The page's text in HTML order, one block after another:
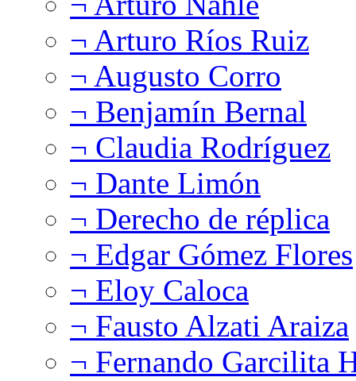
¬ Arturo Ríos Ruiz
¬ Augusto Corro
¬ Benjamín Bernal
¬ Claudia Rodríguez
¬ Dante Limón
¬ Derecho de réplica
¬ Edgar Gómez Flores
¬ Eloy Caloca
¬ Fausto Alzati Araiza
¬ Fernando Garcilita